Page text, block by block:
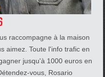
raccompagne à la maison
aimez. Toute l'info trafic en
jusqu'à 1000 euros en
vous, Rosario